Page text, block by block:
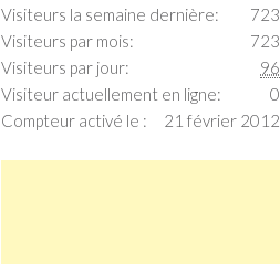
723
Visiteurs la semaine dernière:
723
Visiteurs par mois:
96
Visiteurs par jour:
0
Visiteur actuellement en ligne:
21 février 2012
Compteur activé le :